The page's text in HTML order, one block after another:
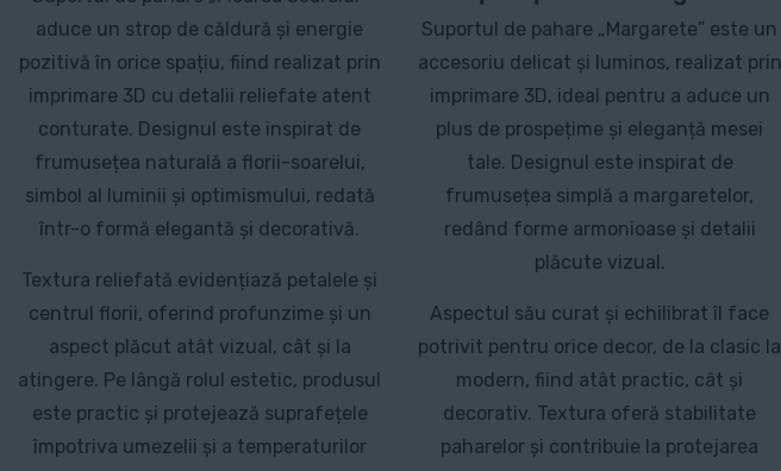
aduce un strop de căldură și energie
pozitivă în orice spațiu, fiind realizat prin
imprimare 3D cu detalii reliefate atent
conturate. Designul este inspirat de
frumusețea naturală a florii-soarelui,
simbol al luminii și optimismului, redată
într-o formă elegantă și decorativă.
Textura reliefată evidențiază petalele și
centrul florii, oferind profunzime și un
aspect plăcut atât vizual, cât și la
atingere. Pe lângă rolul estetic, produsul
este practic și protejează suprafețele
împotriva umezelii și a temperaturilor
Suportul de pahare „Margarete” este un
accesoriu delicat și luminos, realizat prin
imprimare 3D, ideal pentru a aduce un
plus de prospețime și eleganță mesei
tale. Designul este inspirat de
frumusețea simplă a margaretelor,
redând forme armonioase și detalii
plăcute vizual.
Aspectul său curat și echilibrat îl face
potrivit pentru orice decor, de la clasic la
modern, fiind atât practic, cât și
decorativ. Textura oferă stabilitate
paharelor și contribuie la protejarea